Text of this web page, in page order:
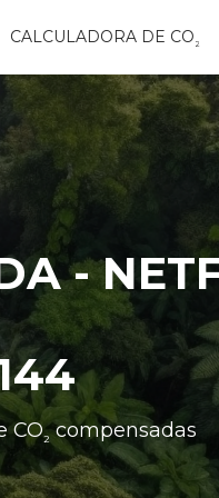
CALCULADORA DE CO²
-
CO²compensadas